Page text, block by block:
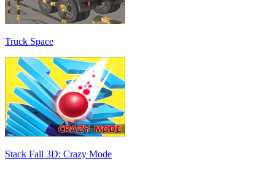
Truck Space
Stack Fall 3D: Crazy Mode